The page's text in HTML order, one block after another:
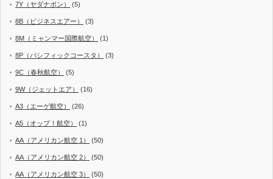
7Y（ヤダナポン） (5)
8B（ビジネスエアー） (3)
8M（ミャンマー国際航空） (1)
8P（パシフィックコースタ） (3)
9C（春秋航空） (5)
9W（ジェットエア） (16)
A3（エーゲ航空） (26)
A5（オップ！航空） (1)
AA（アメリカン航空 1） (50)
AA（アメリカン航空 2） (50)
AA（アメリカン航空 3） (50)